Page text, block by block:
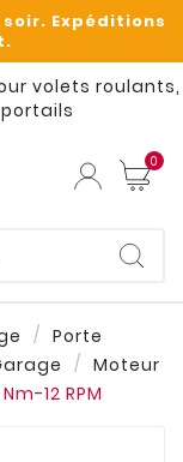
volets roulants,
0
Porte
Moteur
12 RPM